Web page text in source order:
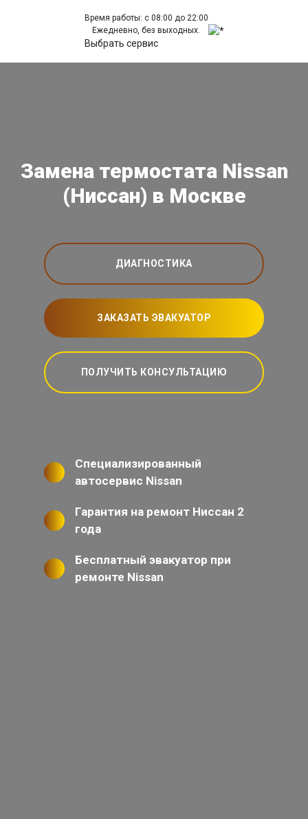
Время работы: с 08:00 до 22:00
Ежедневно, без выходных.
Выбрать сервис
Замена термостата Nissan
(Ниссан) в Москве
ДИАГНОСТИКА
ЗАКАЗАТЬ ЭВАКУАТОР
ПОЛУЧИТЬ КОНСУЛЬТАЦИЮ
Специализированный
автосервис Nissan
Гарантия на ремонт Ниссан 2
года
Бесплатный эвакуатор при
ремонте Nissan